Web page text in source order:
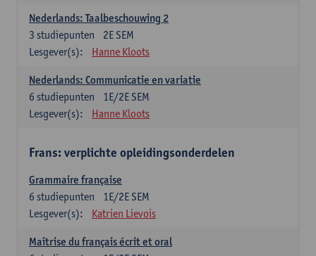
Nederlands: Taalbeschouwing 2
2E SEM
3 studiepunten
Lesgever(s):
Hanne Kloots
Nederlands: Communicatie en variatie
1E/2E SEM
6 studiepunten
Lesgever(s):
Hanne Kloots
Frans: verplichte opleidingsonderdelen
Grammaire française
1E/2E SEM
6 studiepunten
Lesgever(s):
Katrien Lievois
Maîtrise du français écrit et oral